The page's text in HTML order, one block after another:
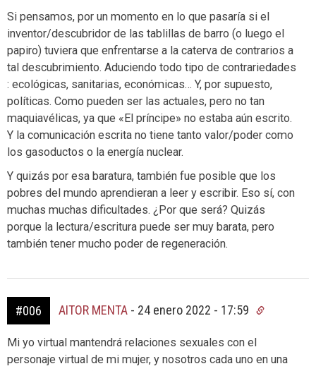
Si pensamos, por un momento en lo que pasaría si el
inventor/descubridor de las tablillas de barro (o luego el
papiro) tuviera que enfrentarse a la caterva de contrarios a
tal descubrimiento. Aduciendo todo tipo de contrariedades
: ecológicas, sanitarias, económicas… Y, por supuesto,
políticas. Como pueden ser las actuales, pero no tan
maquiavélicas, ya que «El príncipe» no estaba aún escrito.
Y la comunicación escrita no tiene tanto valor/poder como
los gasoductos o la energía nuclear.
Y quizás por esa baratura, también fue posible que los
pobres del mundo aprendieran a leer y escribir. Eso sí, con
muchas muchas dificultades. ¿Por que será? Quizás
porque la lectura/escritura puede ser muy barata, pero
también tener mucho poder de regeneración.
#006 AITOR MENTA - 24 enero 2022 - 17:59
Mi yo virtual mantendrá relaciones sexuales con el
personaje virtual de mi mujer, y nosotros cada uno en una